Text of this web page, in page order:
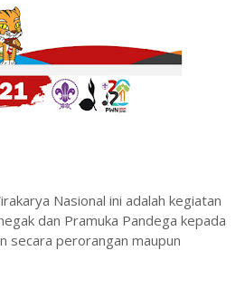
Nasional ini adalah kegiatan
dan Pramuka Pandega kepada
secara perorangan maupun